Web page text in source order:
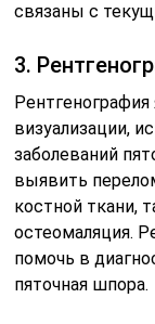
связаны с
3.
визуализации,
заболеваний
выявить
костной ткани,
остеомаляция.
помочь в
пяточная шпора.